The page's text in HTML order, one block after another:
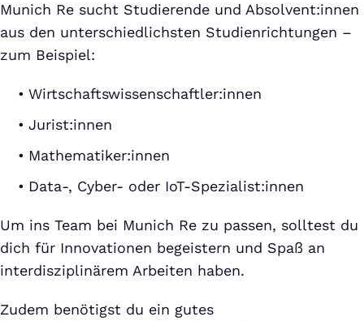
Munich Re sucht Studierende und Absolvent:innen
aus den unterschiedlichsten Studienrichtungen –
zum Beispiel:
Wirtschaftswissenschaftler:innen
Jurist:innen
Mathematiker:innen
Data-, Cyber- oder IoT-Spezialist:innen
Um ins Team bei Munich Re zu passen, solltest du
dich für Innovationen begeistern und Spaß an
interdisziplinärem Arbeiten haben.
Zudem benötigst du ein gutes